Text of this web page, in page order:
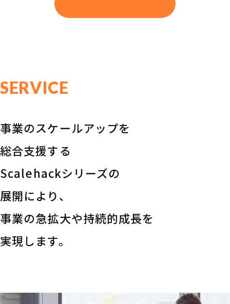
SERVICE
事業のスケールアップを
総合支援する
Scalehackシリーズの
展開により、
事業の急拡大や持続的成長を
実現します。